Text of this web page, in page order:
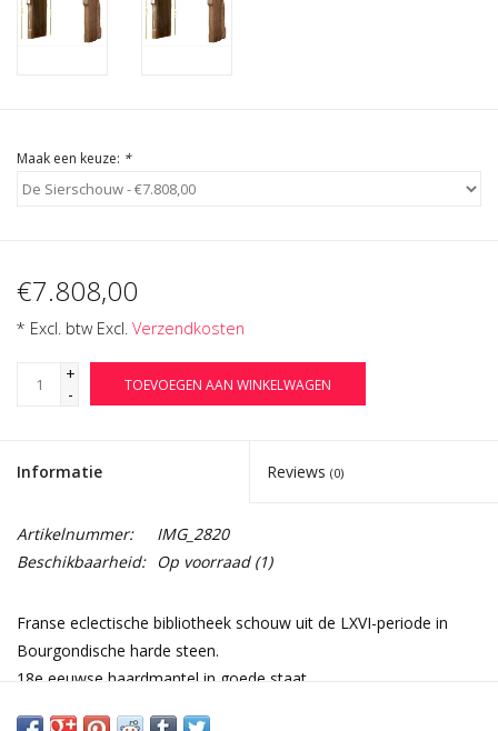
Maak een keuze: *
€7.808,00
* Excl. btw Excl. Verzendkosten
+
-
TOEVOEGEN AAN WINKELWAGEN
Informatie Reviews (0)
Artikelnummer:
IMG_2820
Beschikbaarheid: Op voorraad(1)
Franse eclectische bibliotheek schouw uit de LXVI-periode in
Bourgondische harde steen.
18e eeuwse haardmantel in goede staat.